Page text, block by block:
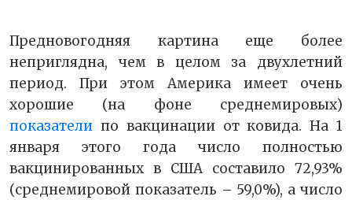
Предновогодняя картина еще более
неприглядна, чем в целом за двухлетний
период. При этом Америка имеет очень
хорошие (на фоне среднемировых)
показатели по вакцинации от ковида. На 1
января этого года число полностью
вакцинированных в США составило 72,93%
(среднемировой показатель – 59,0%), а число